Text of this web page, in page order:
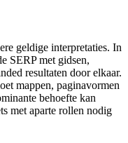
geldige interpretaties. In
SERP met gidsen,
resultaten door elkaar.
mappen, paginavormen
behoefte kan
met aparte rollen nodig